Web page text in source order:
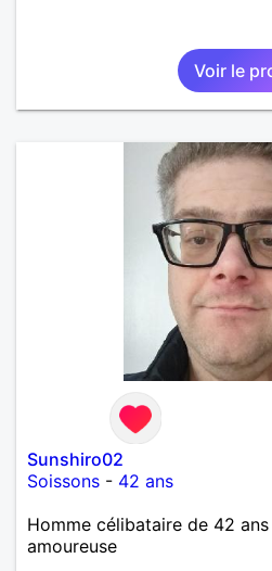
Voir le
Sunshiro02
Soissons - 42 ans
Homme célibataire de 42
amoureuse